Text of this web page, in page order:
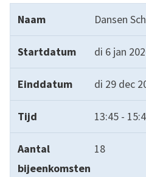
Naam StartdatumDansen
di 6 jan
di 29 dec
13:45 -
18